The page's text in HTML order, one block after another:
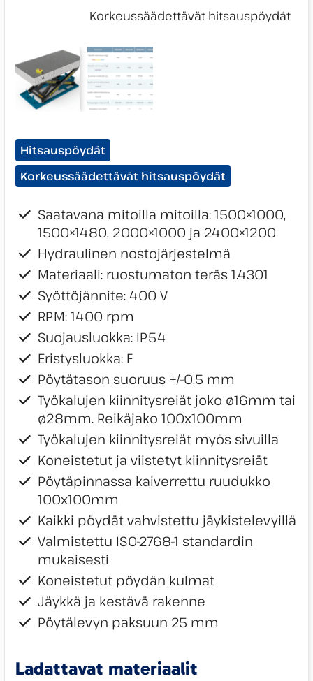
Tuotekategoriat:
Hitsauspöydät
Korkeussäädettävät hitsauspöydät
Saatavana mitoilla mitoilla: 1500×1000,
1500×1480, 2000×1000 ja 2400×1200
Hydraulinen nostojärjestelmä
Materiaali: ruostumaton teräs 1.4301
Syöttöjännite: 400 V
RPM: 1400 rpm
Suojausluokka: IP54
Eristysluokka: F
Pöytätason suoruus +/-0,5 mm
Työkalujen kiinnitysreiät joko ø16mm tai
ø28mm. Reikäjako 100x100mm
Työkalujen kiinnitysreiät myös sivuilla
Koneistetut ja viistetyt kiinnitysreiät
Pöytäpinnassa kaiverrettu ruudukko
100x100mm
Kaikki pöydät vahvistettu jäykistelevyillä
Valmistettu ISO-2768-1 standardin
mukaisesti
Koneistetut pöydän kulmat
Jäykkä ja kestävä rakenne
Pöytälevyn paksuun 25 mm
Ladattavat materiaalit